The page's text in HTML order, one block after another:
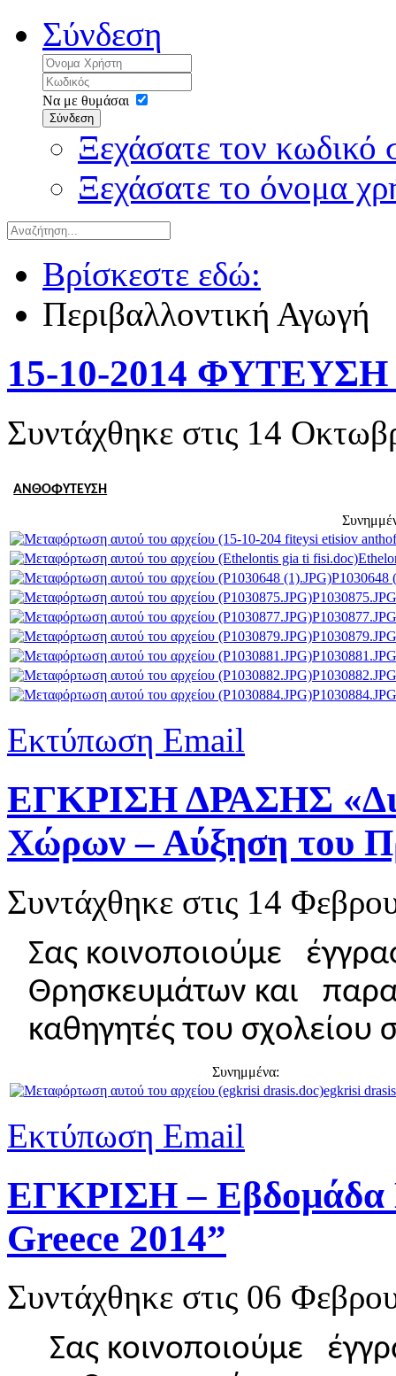
Σύνδεση
Να με θυμάσαι
Σύνδεση
Ξεχάσατε τον κωδικό
Ξεχάσατε το όνομα
Βρίσκεστε εδώ:
Περιβαλλοντική Αγωγή
15-10-2014
Συντάχθηκε στις 14
ΑΝΘΟΦΥΤΕΥΣΗ
P1030648
P1030875.JPG
P1030877.JPG
P1030879.JPG
P1030881.JPG
P1030882.JPG
P1030884.JPG
Εκτύπωση Email
ΕΓΚΡΙΣΗ ΔΡΑΣΗΣ
Χώρων – Αύξηση του
Συντάχθηκε στις 14
Σας κοινοποιούμε
Θρησκευμάτων και
καθηγητές του σχολείου
Συνημμένα:
egkrisi
Εκτύπωση Email
ΕΓΚΡΙΣΗ – Εβδομάδα
Greece 2014”
Συντάχθηκε στις 06
Σας κοινοποιούμε